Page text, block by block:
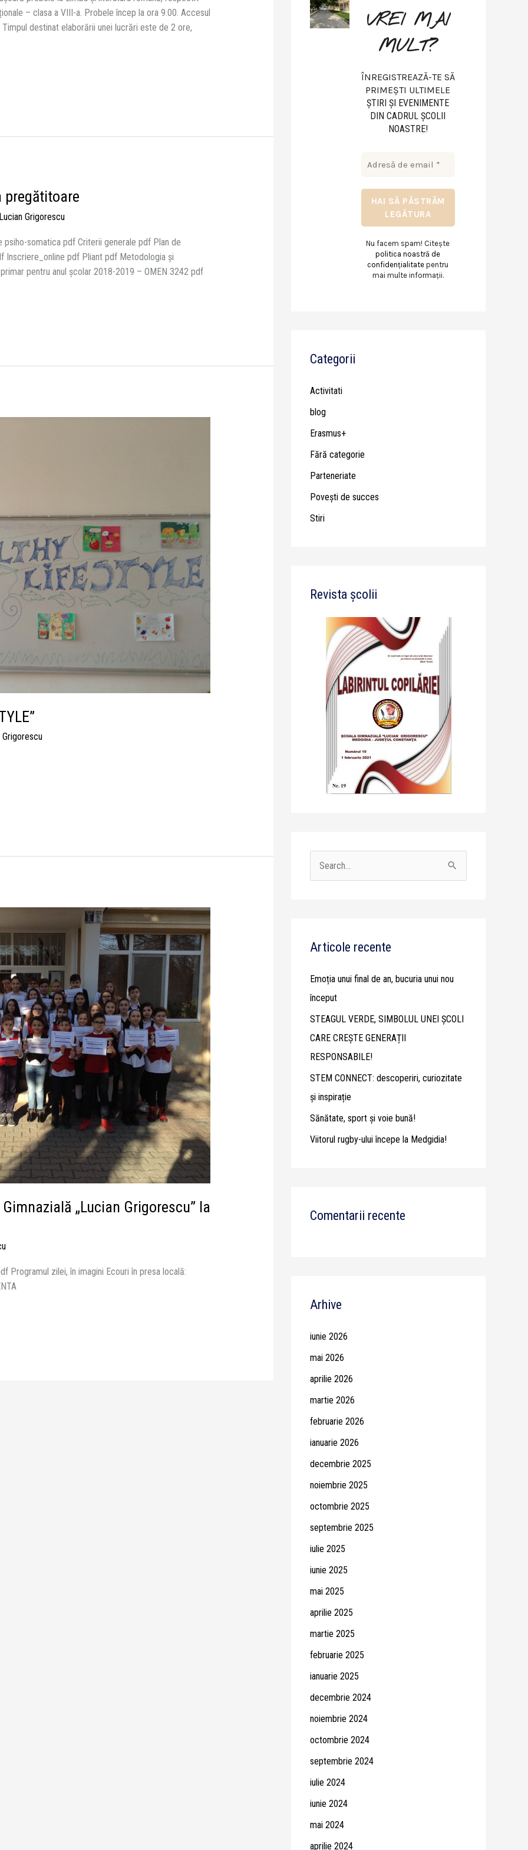
– clasa a VIII-a. Probele încep la ora 9.00. Accesul
destinat elaborării unei lucrări este de 2 ore,
pregătitoare
Lucian Grigorescu
somatica pdf Criterii generale pdf Plan de
pdf Pliant pdf Metodologia și
pentru anul școlar 2018-2019 – OMEN 3242 pdf
Grigorescu
„Lucian Grigorescu” la
Programul zilei, în imagini Ecouri în presa locală:
VREI MAI
MULT?
ÎNREGISTREAZĂ-TE SĂ
PRIMEȘTI ULTIMELE
ŞTIRI ŞI EVENIMENTE
DIN CADRUL ŞCOLII
NOASTRE!
Nu facem spam! Citește
politica noastră de
confidențialitate pentru
mai multe informații.
Categorii
Activitati
blog
Erasmus+
Fără categorie
Parteneriate
Poveşti de succes
Stiri
Revista școlii
c
f
o
r
:
Articole recente
Emoția unui final de an, bucuria unui nou
început
STEAGUL VERDE, SIMBOLUL UNEI ȘCOLI
CARE CREȘTE GENERAȚII
RESPONSABILE!
STEM CONNECT: descoperiri, curiozitate
și inspirație
Sănătate, sport și voie bună!
Viitorul rugby-ului începe la Medgidia!
Comentarii recente
Arhive
iunie 2026
mai 2026
aprilie 2026
martie 2026
februarie 2026
ianuarie 2026
decembrie 2025
noiembrie 2025
octombrie 2025
septembrie 2025
iulie 2025
iunie 2025
mai 2025
aprilie 2025
martie 2025
februarie 2025
ianuarie 2025
decembrie 2024
noiembrie 2024
octombrie 2024
septembrie 2024
iulie 2024
iunie 2024
mai 2024
aprilie 2024